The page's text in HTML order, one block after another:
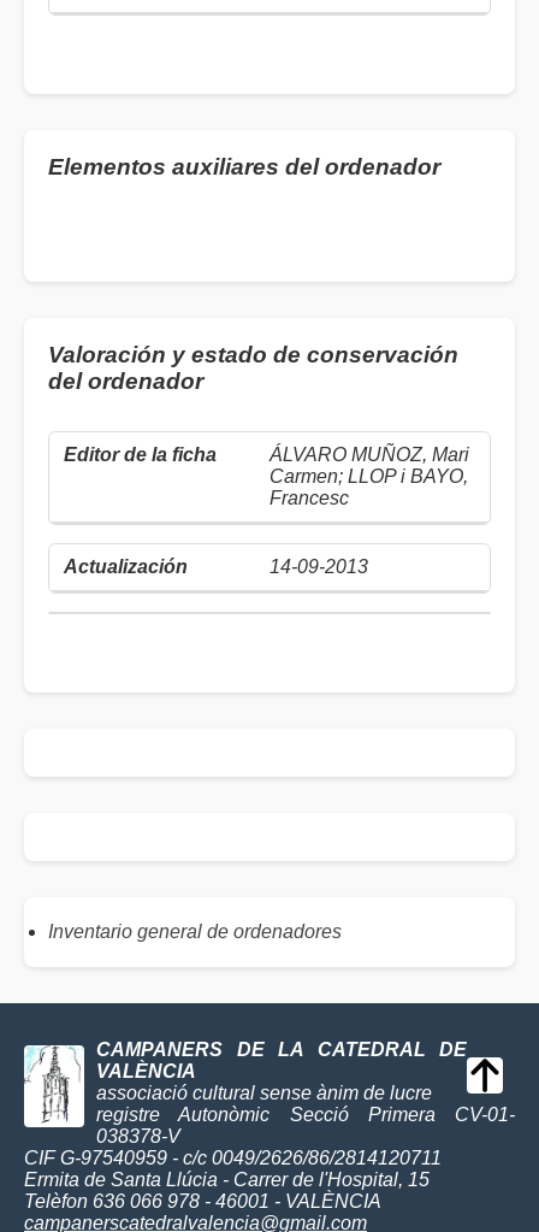
Elementos auxiliares del ordenador
Valoración y estado de conservación
del ordenador
ÁLVARO MUÑOZ, Mari
Carmen; LLOP i BAYO,
Francesc
14-09-2013
Inventario general de ordenadores
CAMPANERS DE LA CATEDRAL DE
VALÈNCIA
associació cultural sense ànim de lucre
registre Autonòmic Secció Primera CV-01-
038378-V
CIF G-97540959 - c/c 0049/2626/86/2814120711
Ermita de Santa Llúcia - Carrer de l'Hospital, 15
Telèfon 636 066 978 - 46001 - VALÈNCIA
campanerscatedralvalencia@gmail.com